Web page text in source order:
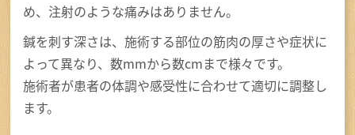
め、注射のような痛みはありません。
鍼を刺す深さは、施術する部位の筋肉の厚さや症状に
よって異なり、数mmから数cmまで様々です。
施術者が患者の体調や感受性に合わせて適切に調整し
ます。